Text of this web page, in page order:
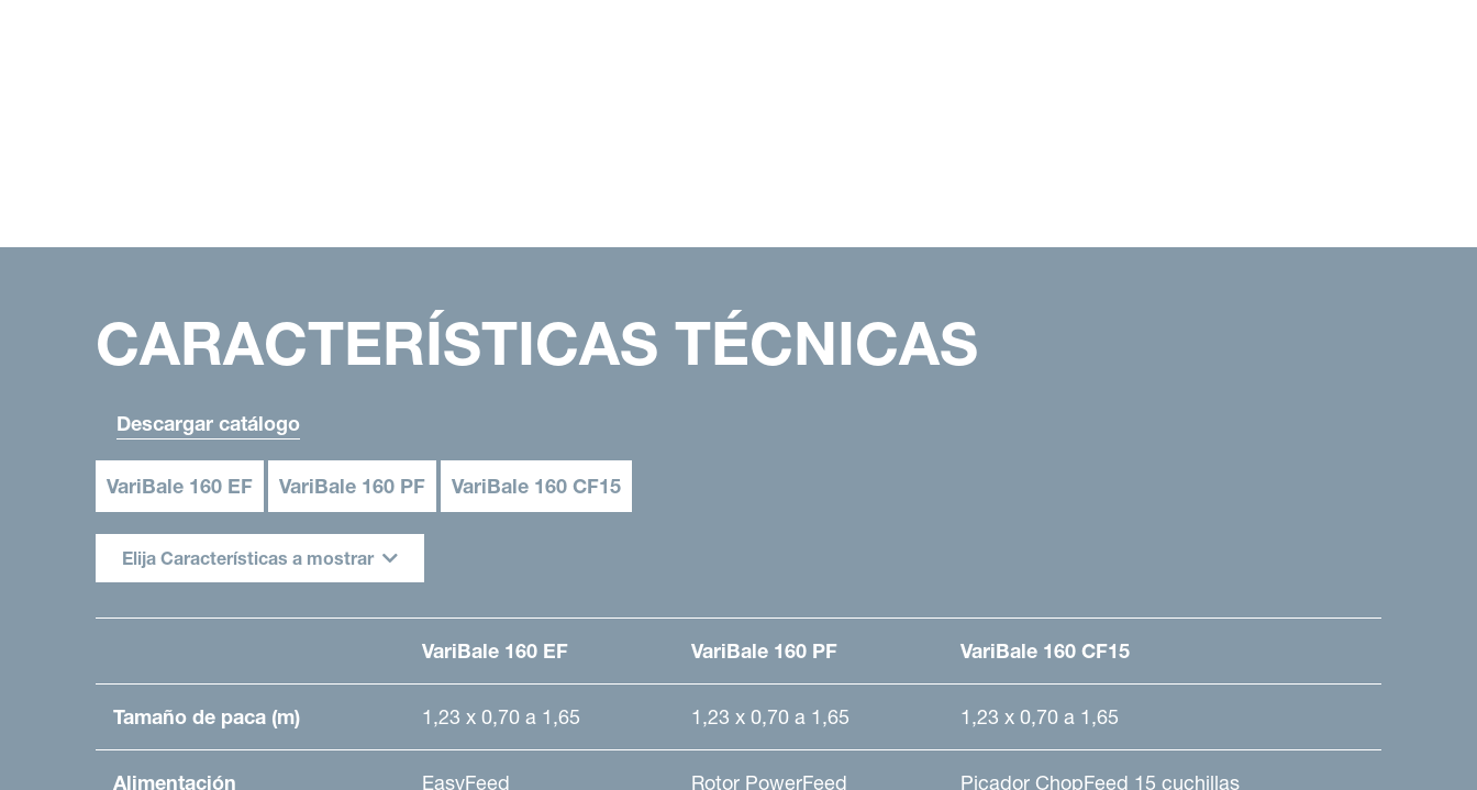
CARACTERÍSTICAS TÉCNICAS
Descargar catálogo
VariBale 160 EF VariBale 160 PF VariBale 160 CF15
Elija Características a mostrar
VariBale 160 EF VariBale 160 PF VariBale 160 CF15
Tamaño de paca (m) 1,23 x 0,70 a 1,65 1,23 x 0,70 a 1,65 1,23 x 0,70 a 1,65
Alimentación EasyFeed Rotor PowerFeed Picador ChopFeed 15 cuchillas